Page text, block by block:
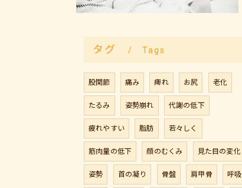
タグ Tags
股関節 痛み 痺れ お尻 老化
たるみ 姿勢崩れ 代謝の低下
疲れやすい 脂肪 若々しく
筋肉量の低下 顔のむくみ 見た目の変化
姿勢 首の凝り 骨盤 肩甲骨 呼吸